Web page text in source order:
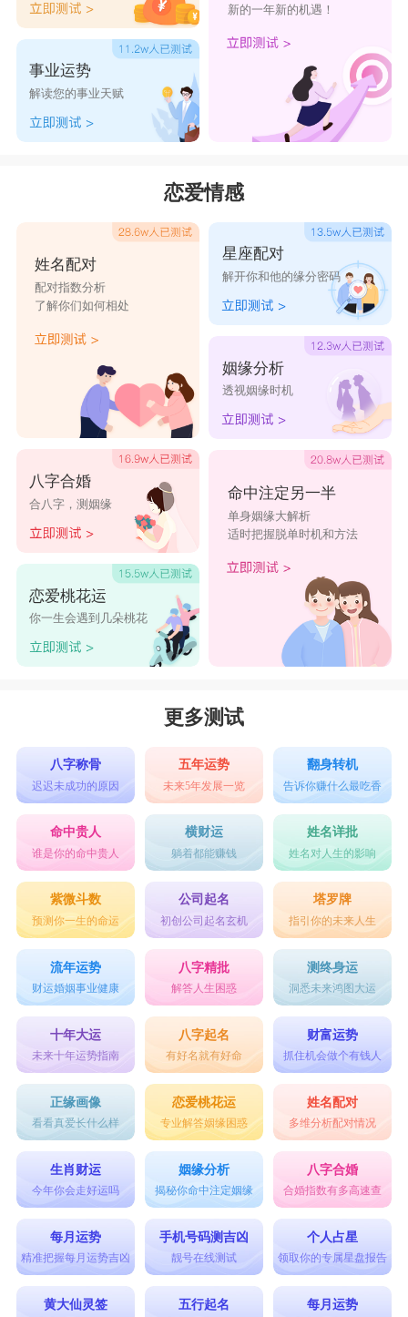
生挫败的感觉。属猴人会是天生的乐天派，遇到了
困难也会自我调节，想要有更好的发展。属猴人比
属猴人有更敏锐的洞察能力，思维也特别的活跃，
有了属猴人在身边，能够帮助属猴人出谋划策，让
接下来小编还为大家介绍生肖龙出生最好的日
属龙人最好命的出生日：
农历初三出生的属龙人会拥有大富大贵的命
格，他们会扛着经常石长大，家境较好。随着他们
的降升，家庭状况也会有所改善，是天生的富贵
命，一辈子不愁吃喝。在这期间出生的属龙人虽然
拥有富贵命运，但是对于财富的管理没有很大的心
思，他们出生的时候不愁吃喝，也无需为了财富而
去打拼，大部分后代在财运方面会有下滑，意识到
这一点，在青年时期会利用自己的钱财为后代出谋
划策，也会利用自己的影响力启发后代开发思维，
财运会得到提升。
2、农历二十一
是天生的好命，幼年时期特别的艰苦，毕竟呢，生
活的磨练以后会让自己的心情越来越好，加上他们
天生的财富很敏感，会拥有吃苦耐劳和敢于拼搏的
精神和勇气，成年以后会通过自己的不断奋斗获得
财富。
3、农历十五
在十五出生的属龙人特别的要强，无论是对自
己还是对伴侣的要求都特别的高，关注个人能力的
提升，接触到的人脉都特别的广阔。他们自身条件
好，不愁吃穿，能够嫁给一个门当户对的人，属于
强强联合。另一方面，他们条件一般，但是自己足
够努力，凭借着自己的相貌和能力，能够嫁给成功
人士，开启了富贵人生。
如何提升贵人运：
1、佩戴水晶
属龙人想要转运，可以选择佩戴水晶饰品，能
够提升个人魅力，能够为属龙人带来好运。对于感
情不顺心的属猪人来说，长期佩戴水星会让感情道
事业运势
解读您的事业天赋
新的一年新的机遇！
恋爱情感
姓名配对
配对指数分析
了解你们如何相处
八字合婚
合八字，测姻缘
恋爱桃花运
你一生会遇到几朵桃花
星座配对
解开你和他的缘分密码
姻缘分析
透视姻缘时机
命中注定另一半
单身姻缘大解析
适时把握脱单时机和方法
更多测试
八字称骨
迟迟未成功的原因
五年运势
未来5年发展一览
翻身转机
告诉你赚什么最吃香
命中贵人
谁是你的命中贵人
横财运
躺着都能赚钱
姓名详批
姓名对人生的影响
紫微斗数
预测你一生的命运
公司起名
初创公司起名玄机
塔罗牌
指引你的未来人生
流年运势
财运婚姻事业健康
八字精批
解答人生困惑
测终身运
洞悉未来鸿图大运
十年大运
未来十年运势指南
八字起名
有好名就有好命
财富运势
抓住机会做个有钱人
正缘画像
看看真爱长什么样
恋爱桃花运
专业解答姻缘困惑
姓名配对
多维分析配对情况
生肖财运
今年你会走好运吗
姻缘分析
揭秘你命中注定姻缘
八字合婚
合婚指数有多高速查
每月运势
精准把握每月运势吉凶
手机号码测吉凶
靓号在线测试
个人占星
领取你的专属星盘报告
黄大仙灵签 五行起名 每月运势